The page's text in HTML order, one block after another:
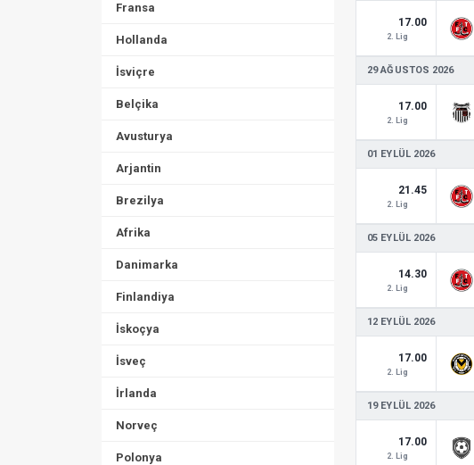
Fransa
Hollanda
İsviçre
Belçika
Avusturya
Arjantin
Brezilya
Afrika
Danimarka
Finlandiya
İskoçya
İsveç
İrlanda
Norveç
Polonya
17.00
2. Lig
29 AĞUSTOS 2026
17.00
2. Lig
01 EYLÜL 2026
21.45
2. Lig
05 EYLÜL 2026
14.30
2. Lig
12 EYLÜL 2026
17.00
2. Lig
19 EYLÜL 2026
17.00
2. Lig